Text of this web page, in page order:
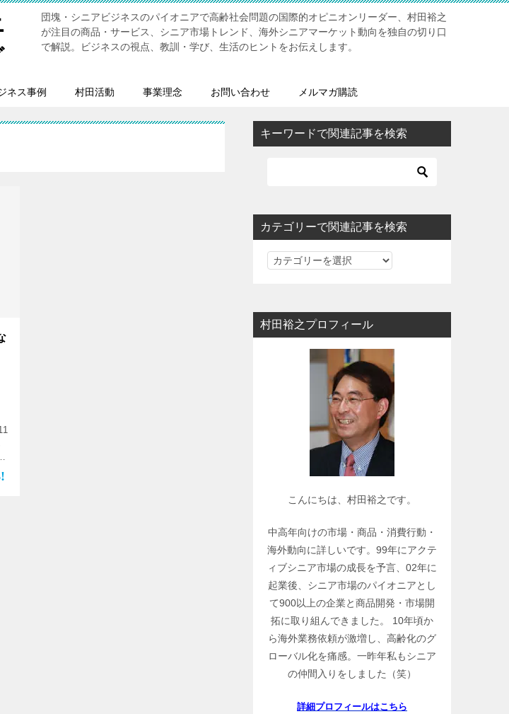
団塊・シニアビジネスのパイオニアで高齢社会問題の国際的オピニオンリーダー、村田裕之
が注目の商品・サービス、シニア市場トレンド、海外シニアマーケット動向を独自の切り口
で解説。ビジネスの視点、教訓・学び、生活のヒントをお伝えします。
ネス事例 村田活動 事業理念 お問い合わせ メルマガ購読
キーワードで関連記事を検索
カテゴリーで関連記事を検索
カ
リ
ー
村田裕之プロフィール
こんにちは、村田裕之です。
中高年向けの市場・商品・消費行動・
海外動向に詳しいです。99年にアクテ
ィブシニア市場の成長を予言、02年に
起業後、シニア市場のパイオニアとし
て900以上の企業と商品開発・市場開
拓に取り組んできました。 10年頃か
ら海外業務依頼が激増し、高齢化のグ
ローバル化を痛感。一昨年私もシニア
の仲間入りをしました（笑）
詳細プロフィールはこちら